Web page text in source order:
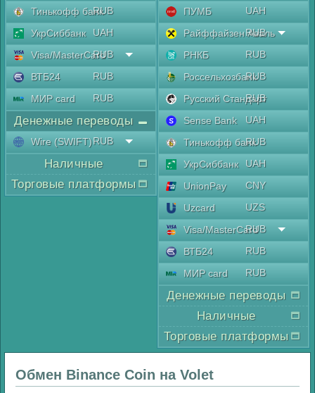
Тинькофф банкRUB
УкрСиббанк
UAH
Visa/MasterCard
RUB
ВТБ24
RUB
МИР card
RUB
Денежные переводы
Wire (SWIFT)RUB
Наличные
Торговые платформы
ПУМБ
UAH
Райффайзен Аваль
RUB
РНКБ
RUB
РоссельхозбанкRUB
Русский Стандарт
RUB
Sense Bank
UAH
Тинькофф банкRUB
УкрСиббанк
UAH
UnionPay
CNY
Uzcard
UZS
Visa/MasterCard
RUB
ВТБ24
RUB
МИР card
RUB
Денежные переводы
Наличные
Торговые платформы
Обмен Binance Coin на Volet